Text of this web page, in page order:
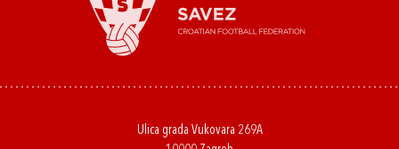
Ulica grada Vukovara 269A